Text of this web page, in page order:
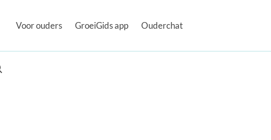
Voor ouders GroeiGids app Ouderchat